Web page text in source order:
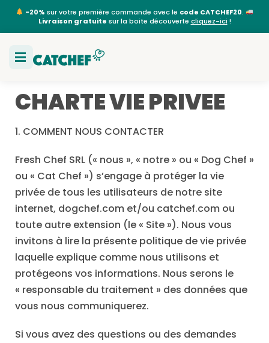
-20% sur votre première commande avec le code CATCHEF20.
Livraison gratuite sur la boite découverte cliquez-ici !
CHARTE VIE PRIVEE
1. COMMENT NOUS CONTACTER
Fresh Chef SRL (« nous », « notre » ou « Dog Chef »
ou « Cat Chef ») s’engage à protéger la vie
privée de tous les utilisateurs de notre site
internet, dogchef.com et/ou catchef.com ou
toute autre extension (le « Site »). Nous vous
invitons à lire la présente politique de vie privée
laquelle explique comme nous utilisons et
protégeons vos informations. Nous serons le
« responsable du traitement » des données que
vous nous communiquerez.
Si vous avez des questions ou des demandes